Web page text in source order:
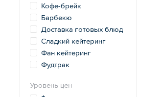
Кофе-брейк
Барбекю
Доставка готовых блюд
Сладкий кейтеринг
Фан кейтеринг
Фудтрак
Уровень цен